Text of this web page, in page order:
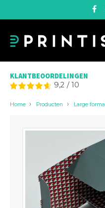
KLANTBEOORDELINGEN
9,2 /10
Home Producten Large